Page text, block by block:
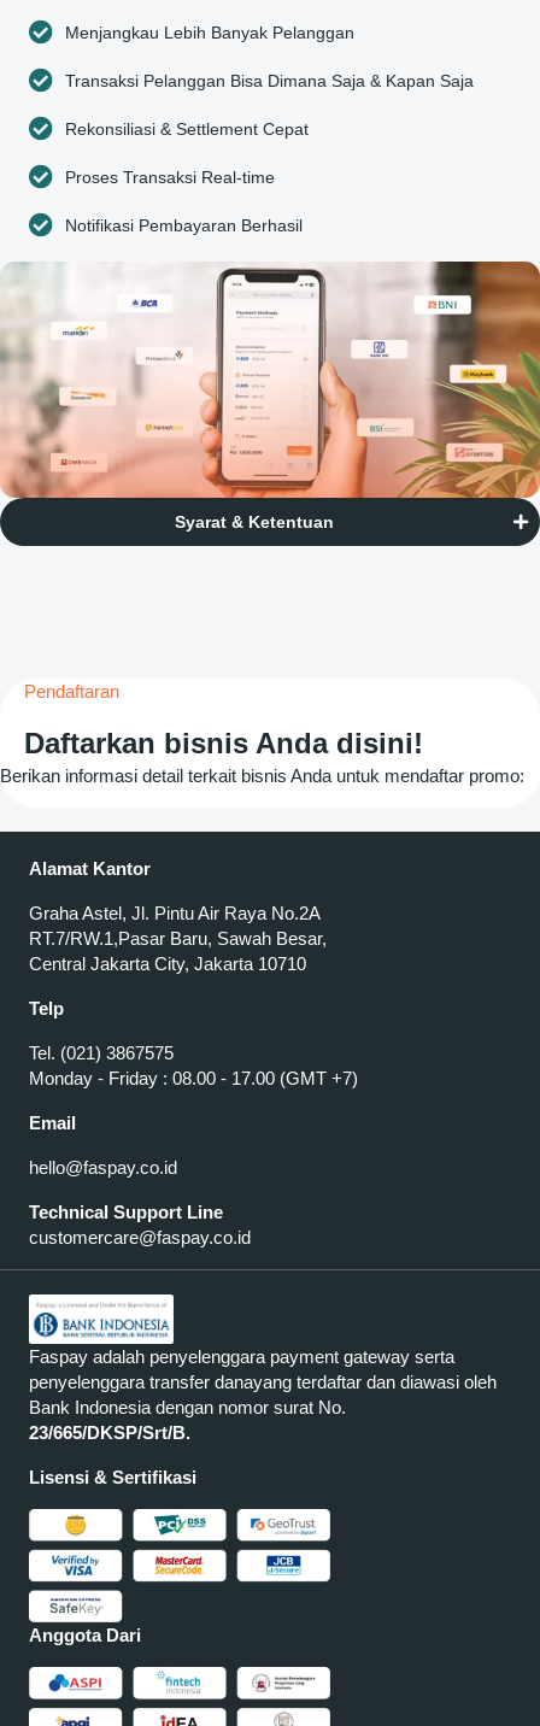
Menjangkau Lebih Banyak Pelanggan
Transaksi Pelanggan Bisa Dimana Saja & Kapan Saja
Rekonsiliasi & Settlement Cepat
Proses Transaksi Real-time
Notifikasi Pembayaran Berhasil
Syarat & Ketentuan
Pendaftaran
Daftarkan bisnis Anda disini!
Berikan informasi detail terkait bisnis Anda untuk mendaftar promo:
Alamat Kantor
Graha Astel, Jl. Pintu Air Raya No.2A
RT.7/RW.1,Pasar Baru, Sawah Besar,
Central Jakarta City, Jakarta 10710
Telp
Tel. (021) 3867575
Monday - Friday : 08.00 - 17.00 (GMT +7)
Email
hello@faspay.co.id
Technical Support Line
customercare@faspay.co.id
Faspay adalah penyelenggara payment gateway serta
penyelenggara transfer danayang terdaftar dan diawasi oleh
Bank Indonesia dengan nomor surat No.
23/665/DKSP/Srt/B.
Lisensi & Sertifikasi
Anggota Dari